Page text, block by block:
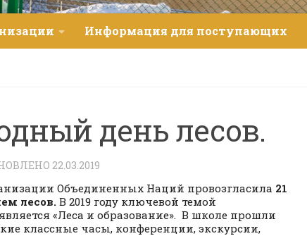
Информация для поступающих
день лесов.
22.03.2019
Объединенных Наций провозгласила 21
лесов.В 2019 году ключевой темой
«Леса и образование». В школе прошли
классные часы, конференции, экскурсии,